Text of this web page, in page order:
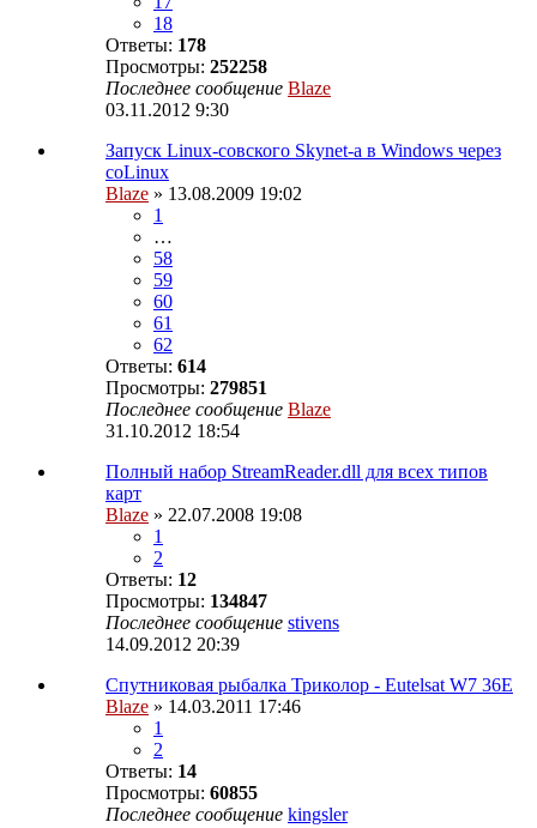
18
Ответы: 178
Просмотры: 252258
Последнее сообщение Blaze
03.11.2012 9:30
Запуск Linux-совского Skynet-a в Windows через
coLinux
Blaze » 13.08.2009 19:02
1
…
58
59
60
61
62
Ответы: 614
Просмотры: 279851
Последнее сообщение Blaze
31.10.2012 18:54
Полный набор StreamReader.dll для всех типов
карт
Blaze » 22.07.2008 19:08
1
2
Ответы: 12
Просмотры: 134847
Последнее сообщение stivens
14.09.2012 20:39
Спутниковая рыбалка Триколор - Eutelsat W7 36E
Blaze » 14.03.2011 17:46
1
2
Ответы: 14
Просмотры: 60855
Последнее сообщение kingsler